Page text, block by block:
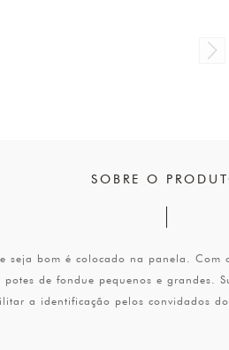
SOBRE O
bom é colocado na panela.
de fondue pequenos e grandes.
a identificação pelos convidados